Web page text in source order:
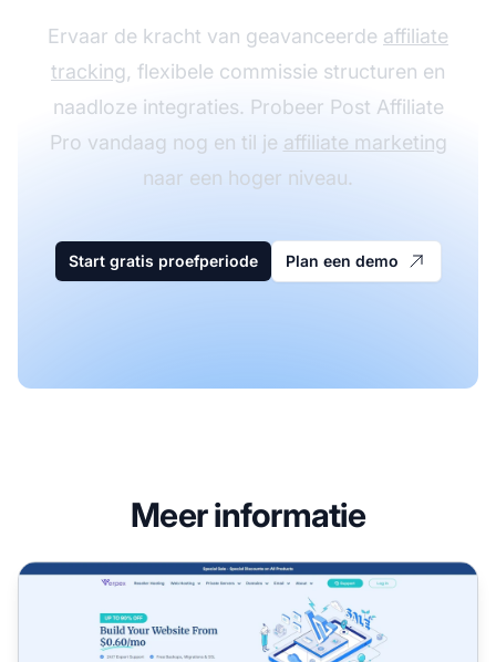
Ervaar de kracht van geavanceerde affiliate
tracking, flexibele commissie structuren en
naadloze integraties. Probeer Post Affiliate
Pro vandaag nog en til je affiliate marketing
naar een hoger niveau.
Start gratis proefperiode Plan een demo
Meer informatie
Verpex Affiliate Programma